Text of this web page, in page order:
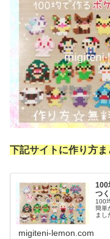
下記サイトに作り方ま
100
つ
100
簡単
まし
migiteni-lemon.com